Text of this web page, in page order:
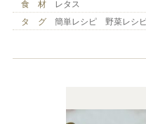
食 材
レタス
タ グ
簡単レシピ 野菜レシ